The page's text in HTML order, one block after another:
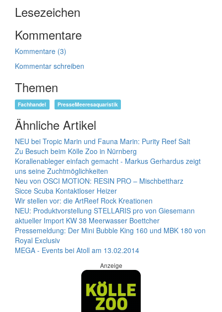
Lesezeichen
Kommentare
Kommentare (3)
Kommentar schreiben
Themen
Fachhandel PresseMeeresaquaristik
Ähnliche Artikel
NEU bei Tropic Marin und Fauna Marin: Purity Reef Salt
Zu Besuch beim Kölle Zoo in Nürnberg
Korallenableger einfach gemacht - Markus Gerhardus zeigt
uns seine Zuchtmöglichkeiten
Neu von OSCI MOTION: RESIN PRO – Mischbettharz
Sicce Scuba Kontaktloser Heizer
Wir stellen vor: die ArtReef Rock Kreationen
NEU: Produktvorstellung STELLARIS pro von Giesemann
aktueller Import KW 38 Meerwasser Boettcher
Pressemeldung: Der Mini Bubble King 160 und MBK 180 von
Royal Exclusiv
MEGA - Events bei Atoll am 13.02.2014
Anzeige